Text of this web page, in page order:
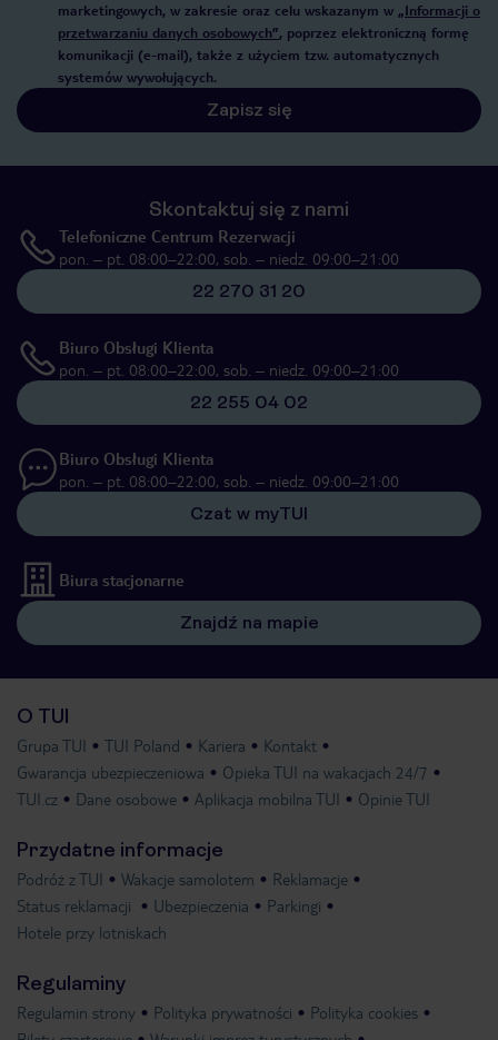
marketingowych, w zakresie oraz celu wskazanym w „Informacji o
przetwarzaniu danych osobowych”, poprzez elektroniczną formę
komunikacji (e-mail), także z użyciem tzw. automatycznych
systemów wywołujących.
Zapisz się
Skontaktuj się z nami
Telefoniczne Centrum Rezerwacji
pon. – pt. 08:00–22:00, sob. – niedz. 09:00–21:00
22 270 31 20
Biuro Obsługi Klienta
pon. – pt. 08:00–22:00, sob. – niedz. 09:00–21:00
22 255 04 02
Biuro Obsługi Klienta
pon. – pt. 08:00–22:00, sob. – niedz. 09:00–21:00
Czat w myTUI
Biura stacjonarne
Znajdź na mapie
O TUI
Grupa TUI TUI Poland Kariera
Kontakt
Gwarancja ubezpieczeniowa
Opieka TUI na wakacjach 24/7
TUI.cz
Dane osobowe Aplikacja mobilna TUI Opinie TUI
Przydatne informacje
Podróż z TUI Wakacje samolotem
Reklamacje
Status reklamacji
Ubezpieczenia
Parkingi
Hotele przy lotniskach
Regulaminy
Regulamin strony Polityka prywatności
Polityka cookies